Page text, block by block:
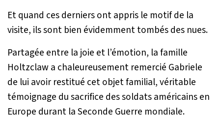
Et quand ces derniers ont appris le motif de la
visite, ils sont bien évidemment tombés des nues.
Partagée entre la joie et l’émotion, la famille
Holtzclaw a chaleureusement remercié Gabriele
de lui avoir restitué cet objet familial, véritable
témoignage du sacrifice des soldats américains en
Europe durant la Seconde Guerre mondiale.